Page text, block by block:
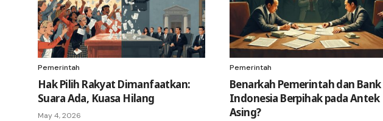
Pemerintah
Hak Pilih Rakyat Dimanfaatkan:
Suara Ada, Kuasa Hilang
May 4, 2026
Pemerintah
Benarkah Pemerintah dan Bank
Indonesia Berpihak pada Antek
Asing?